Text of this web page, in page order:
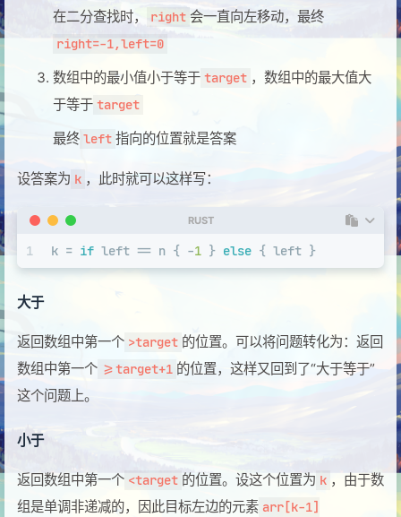
在二分查找时，
right 会一直向左移动，最终
right=-1,left=0
数组中的最小值小于等于 target ，数组中的最大值大
于等于 target
最终 left 指向的位置就是答案
设答案为 k ，此时就可以这样写：
RUST
1 k = if left == n { -1 } else { left }
大于
返回数组中第一个 >target 的位置。可以将问题转化为：返回
数组中第一个 >=target+1 的位置，这样又回到了“大于等于”
这个问题上。
小于
返回数组中第一个 <target 的位置。设这个位置为 k ，由于数
组是单调非递减的，因此目标左边的元素 arr[k-1]